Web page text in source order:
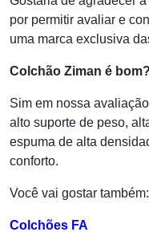
por permitir avaliar e
uma marca exclusiva
Colchão Ziman é bom?
Sim em nossa
alto suporte de peso,
espuma de alta
conforto.
Você vai gostar também:
Colchões FA